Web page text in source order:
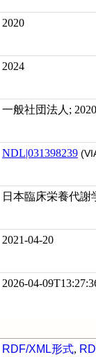
2020
2024
一般社団法人;
NDL|031398239
日本臨床栄養代謝
2021-04-20
2026-04-
RDF/XML形式,